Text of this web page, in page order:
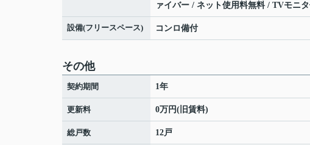
ァイバー / ネット使用料無料 / TVモニ
設備(フリースペース) コンロ備付
その他
契約期間 1年
更新料 0万円(旧賃料)
総戸数 12戸